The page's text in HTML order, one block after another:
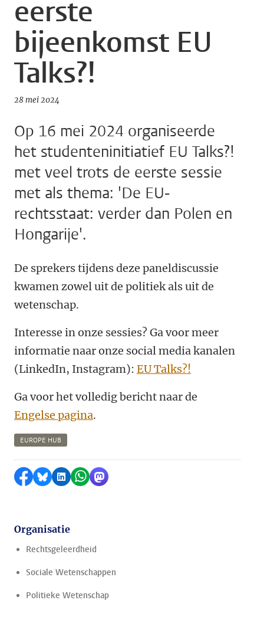
eerste
bijeenkomst EU
Talks?!
28 mei 2024
Op 16 mei 2024 organiseerde
het studenteninitiatief EU Talks?!
met veel trots de eerste sessie
met als thema: 'De EU-
rechtsstaat: verder dan Polen en
Hongarije'.
De sprekers tijdens deze paneldiscussie
kwamen zowel uit de politiek als uit de
wetenschap.
Interesse in onze sessies? Ga voor meer
informatie naar onze social media kanalen
(LinkedIn, Instagram): EU Talks?!
Ga voor het volledig bericht naar de
Engelse pagina.
EUROPE HUB
Delen op Facebook
Delen via Bluesky
Delen op LinkedIn
Delen via WhatsApp
Delen via Mastodon
Organisatie
Rechtsgeleerdheid
Sociale Wetenschappen
Politieke Wetenschap